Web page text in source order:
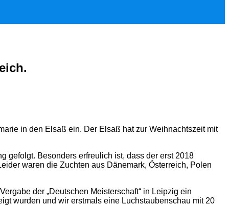
in den Elsaß ein. Der Elsaß hat zur Weihnachtszeit mit
gefolgt. Besonders erfreulich ist, dass der erst 2018
waren die Zuchten aus Dänemark, Österreich, Polen
der „Deutschen Meisterschaft“ in Leipzig ein
wurden und wir erstmals eine Luchstaubenschau mit 20